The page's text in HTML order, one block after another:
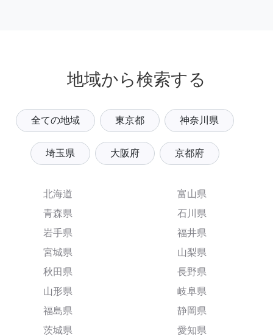
地域から検索する
全ての地域 東京都 神奈川県
埼玉県 大阪府 京都府
北海道
青森県
岩手県
宮城県
秋田県
山形県
福島県
茨城県
富山県
石川県
福井県
山梨県
長野県
岐阜県
静岡県
愛知県